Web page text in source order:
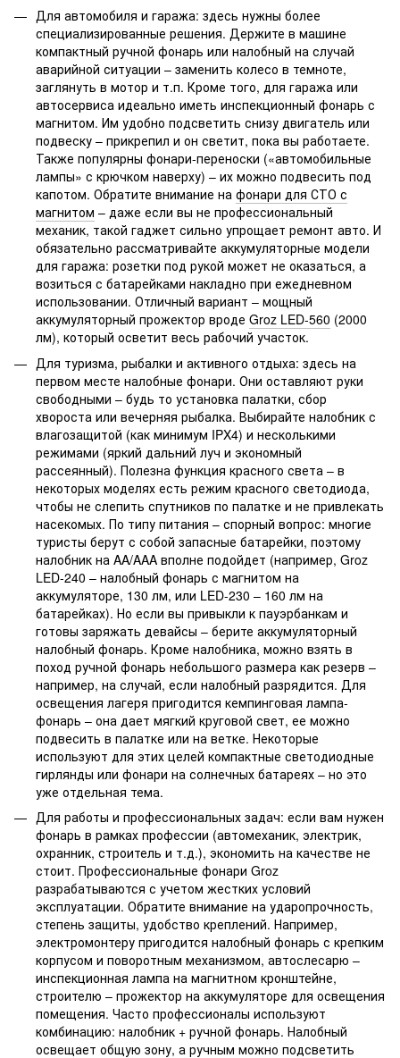
Для автомобиля и гаража: здесь нужны более
специализированные решения. Держите в машине
компактный ручной фонарь или налобный на случай
аварийной ситуации – заменить колесо в темноте,
заглянуть в мотор и т.п. Кроме того, для гаража или
автосервиса идеально иметь инспекционный фонарь с
магнитом. Им удобно подсветить снизу двигатель или
подвеску – прикрепил и он светит, пока вы работаете.
Также популярны фонари-переноски («автомобильные
лампы» с крючком наверху) – их можно подвесить под
капотом. Обратите внимание на фонари для СТО с
магнитом – даже если вы не профессиональный
механик, такой гаджет сильно упрощает ремонт авто. И
обязательно рассматривайте аккумуляторные модели
для гаража: розетки под рукой может не оказаться, а
возиться с батарейками накладно при ежедневном
использовании. Отличный вариант – мощный
аккумуляторный прожектор вроде Groz LED-560 (2000
лм), который осветит весь рабочий участок.
Для туризма, рыбалки и активного отдыха: здесь на
первом месте налобные фонари. Они оставляют руки
свободными – будь то установка палатки, сбор
хвороста или вечерняя рыбалка. Выбирайте налобник с
влагозащитой (как минимум IPX4) и несколькими
режимами (яркий дальний луч и экономный
рассеянный). Полезна функция красного света – в
некоторых моделях есть режим красного светодиода,
чтобы не слепить спутников по палатке и не привлекать
насекомых. По типу питания – спорный вопрос: многие
туристы берут с собой запасные батарейки, поэтому
налобник на AA/AAA вполне подойдет (например, Groz
LED-240 – налобный фонарь с магнитом на
аккумуляторе, 130 лм, или LED-230 – 160 лм на
батарейках). Но если вы привыкли к пауэрбанкам и
готовы заряжать девайсы – берите аккумуляторный
налобный фонарь. Кроме налобника, можно взять в
поход ручной фонарь небольшого размера как резерв –
например, на случай, если налобный разрядится. Для
освещения лагеря пригодится кемпинговая лампа-
фонарь – она дает мягкий круговой свет, ее можно
подвесить в палатке или на ветке. Некоторые
используют для этих целей компактные светодиодные
гирлянды или фонари на солнечных батареях – но это
уже отдельная тема.
Для работы и профессиональных задач: если вам нужен
фонарь в рамках профессии (автомеханик, электрик,
охранник, строитель и т.д.), экономить на качестве не
стоит. Профессиональные фонари Groz
разрабатываются с учетом жестких условий
эксплуатации. Обратите внимание на ударопрочность,
степень защиты, удобство креплений. Например,
электромонтеру пригодится налобный фонарь с крепким
корпусом и поворотным механизмом, автослесарю –
инспекционная лампа на магнитном кронштейне,
строителю – прожектор на аккумуляторе для освещения
помещения. Часто профессионалы используют
комбинацию: налобник + ручной фонарь. Налобный
освещает общую зону, а ручным можно подсветить